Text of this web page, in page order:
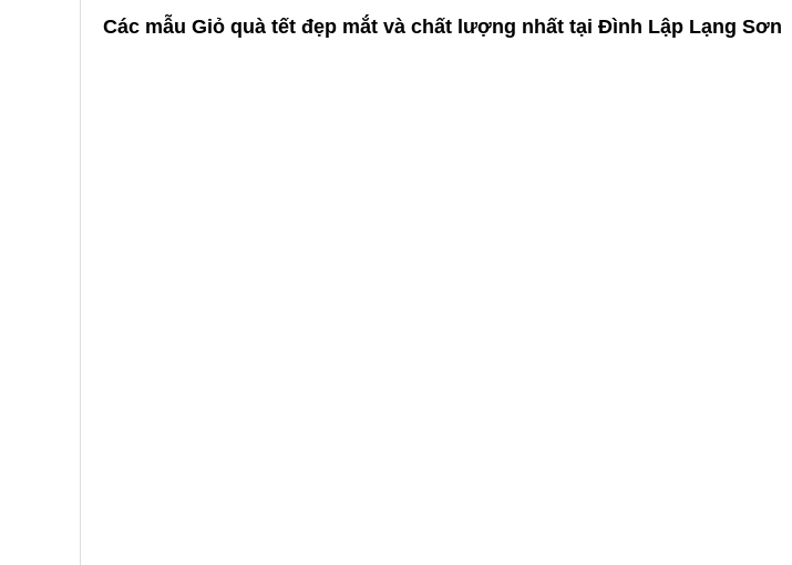
Các mẫu Giỏ quà tết đẹp mắt và chất lượng nhất tại Đình Lập Lạng Sơn